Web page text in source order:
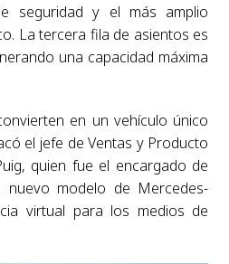
seguridad y el más amplio
La tercera fila de asientos es
una capacidad máxima
en un vehículo único
el jefe de Ventas y Producto
quien fue el encargado de
nuevo modelo de Mercedes-
virtual para los medios de